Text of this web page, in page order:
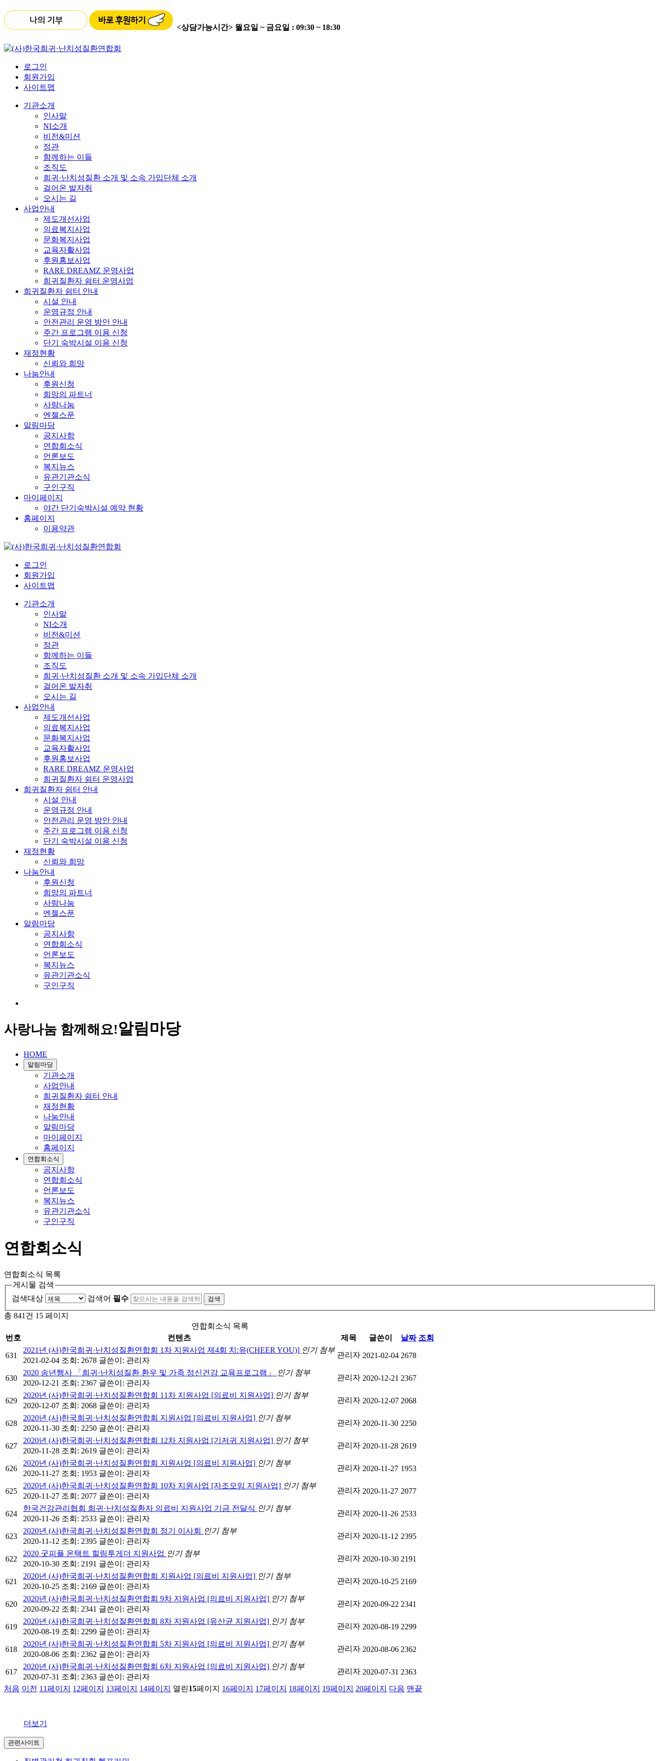
<상담가능시간> 월요일 ~ 금요일 : 09:30 ~ 18:30
로그인
회원가입
사이트맵
기관소개
인사말
NI소개
비전&미션
정관
함께하는 이들
조직도
희귀·난치성질환 소개 및 소속 가입단체 소개
걸어온 발자취
오시는 길
사업안내
제도개선사업
의료복지사업
문화복지사업
교육자활사업
후원홍보사업
RARE DREAMZ 운영사업
희귀질환자 쉼터 운영사업
희귀질환자 쉼터 안내
시설 안내
운영규정 안내
안전관리 운영 방안 안내
주간 프로그램 이용 신청
단기 숙박시설 이용 신청
재정현황
신뢰와 희망
나눔안내
후원신청
희망의 파트너
사랑나눔
엔젤스푼
알림마당
공지사항
연합회소식
언론보도
복지뉴스
유관기관소식
구인구직
마이페이지
야간 단기숙박시설 예약 현황
홈페이지
이용약관
로그인
회원가입
사이트맵
기관소개
인사말
NI소개
비전&미션
정관
함께하는 이들
조직도
희귀·난치성질환 소개 및 소속 가입단체 소개
걸어온 발자취
오시는 길
사업안내
제도개선사업
의료복지사업
문화복지사업
교육자활사업
후원홍보사업
RARE DREAMZ 운영사업
희귀질환자 쉼터 운영사업
희귀질환자 쉼터 안내
시설 안내
운영규정 안내
안전관리 운영 방안 안내
주간 프로그램 이용 신청
단기 숙박시설 이용 신청
재정현황
신뢰와 희망
나눔안내
후원신청
희망의 파트너
사랑나눔
엔젤스푼
알림마당
공지사항
연합회소식
언론보도
복지뉴스
유관기관소식
구인구직
사랑나눔 함께해요!알림마당
HOME
알림마당
기관소개
사업안내
희귀질환자 쉼터 안내
재정현황
나눔안내
알림마당
마이페이지
홈페이지
연합회소식
공지사항
연합회소식
언론보도
복지뉴스
유관기관소식
구인구직
연합회소식
연합회소식 목록
게시물 검색
검색대상
검색어 필수
총 841건 15 페이지
연합회소식 목록
번호
컨텐츠 제목 글쓴이 날짜 조회
631
2021년 (사)한국희귀·난치성질환연합회 1차 지원사업 제4회 치:유(CHEER YOU)] 인기 첨부
2021-02-04 조회: 2678 글쓴이: 관리자
관리자 2021-02-04 2678
630
2020 송년행사 「희귀·난치성질환 환우 및 가족 정신건강 교육프로그램」 인기 첨부
2020-12-21 조회: 2367 글쓴이: 관리자
관리자 2020-12-21 2367
629
2020년 (사)한국희귀·난치성질환연합회 11차 지원사업 [의료비 지원사업] 인기 첨부
2020-12-07 조회: 2068 글쓴이: 관리자
관리자 2020-12-07 2068
628
2020년 (사)한국희귀·난치성질환연합회 지원사업 [의료비 지원사업] 인기 첨부
2020-11-30 조회: 2250 글쓴이: 관리자
관리자 2020-11-30 2250
627
2020년 (사)한국희귀·난치성질환연합회 12차 지원사업 [기저귀 지원사업] 인기 첨부
2020-11-28 조회: 2619 글쓴이: 관리자
관리자 2020-11-28 2619
626
2020년 (사)한국희귀·난치성질환연합회 지원사업 [의료비 지원사업] 인기 첨부
2020-11-27 조회: 1953 글쓴이: 관리자
관리자 2020-11-27 1953
625
2020년 (사)한국희귀·난치성질환연합회 10차 지원사업 [자조모임 지원사업] 인기 첨부
2020-11-27 조회: 2077 글쓴이: 관리자
관리자 2020-11-27 2077
624
한국건강관리협회 희귀·난치성질환자 의료비 지원사업 기금 전달식 인기 첨부
2020-11-26 조회: 2533 글쓴이: 관리자
관리자 2020-11-26 2533
623
2020년 (사)한국희귀·난치성질환연합회 정기 이사회 인기 첨부
2020-11-12 조회: 2395 글쓴이: 관리자
관리자 2020-11-12 2395
622
2020 굿피플 온택트 힐링투게더 지원사업 인기 첨부
2020-10-30 조회: 2191 글쓴이: 관리자
관리자 2020-10-30 2191
621
2020년 (사)한국희귀·난치성질환연합회 지원사업 [의료비 지원사업] 인기 첨부
2020-10-25 조회: 2169 글쓴이: 관리자
관리자 2020-10-25 2169
620
2020년 (사)한국희귀·난치성질환연합회 9차 지원사업 [의료비 지원사업] 인기 첨부
2020-09-22 조회: 2341 글쓴이: 관리자
관리자 2020-09-22 2341
619
2020년 (사)한국희귀·난치성질환연합회 8차 지원사업 [유산균 지원사업] 인기 첨부
2020-08-19 조회: 2299 글쓴이: 관리자
관리자 2020-08-19 2299
618
2020년 (사)한국희귀·난치성질환연합회 5차 지원사업 [의료비 지원사업] 인기 첨부
2020-08-06 조회: 2362 글쓴이: 관리자
관리자 2020-08-06 2362
617
2020년 (사)한국희귀·난치성질환연합회 6차 지원사업 [의료비 지원사업] 인기 첨부
2020-07-31 조회: 2363 글쓴이: 관리자
관리자 2020-07-31 2363
처음 이전 11페이지 12페이지 13페이지 14페이지 열린15페이지 16페이지 17페이지 18페이지 19페이지 20페이지 다음 맨끝
더보기
관련사이트